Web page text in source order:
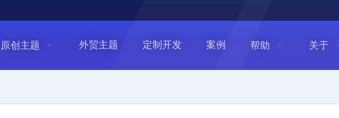
原创主题 外贸主题 定制开发 案例 帮助 关于